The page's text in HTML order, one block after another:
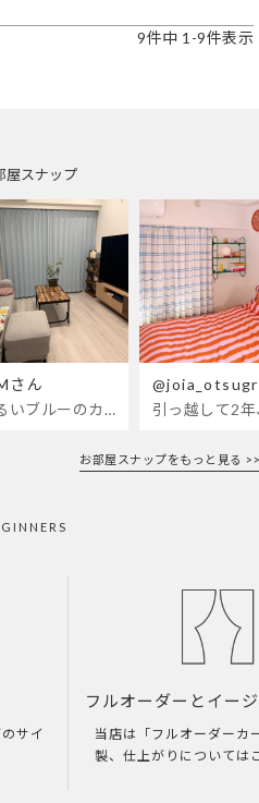
9件中 1 -9件表示
屋スナップ
さん
明るいブルーのカーテンで、部屋全体が明るく。白を基調とした部屋にぴったりです。
お部屋スナップをもっと見る >>
サイ
フルオーダーとイー
当店は「フルオーダーカ
製、仕上がりについては